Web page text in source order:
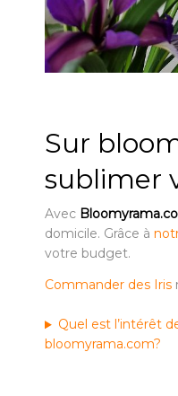
Sur
sublimer
Avec
domicile. Grâce à
votre budget.
Commander des Iris
Quel est l’intérêt
bloomyrama.com?